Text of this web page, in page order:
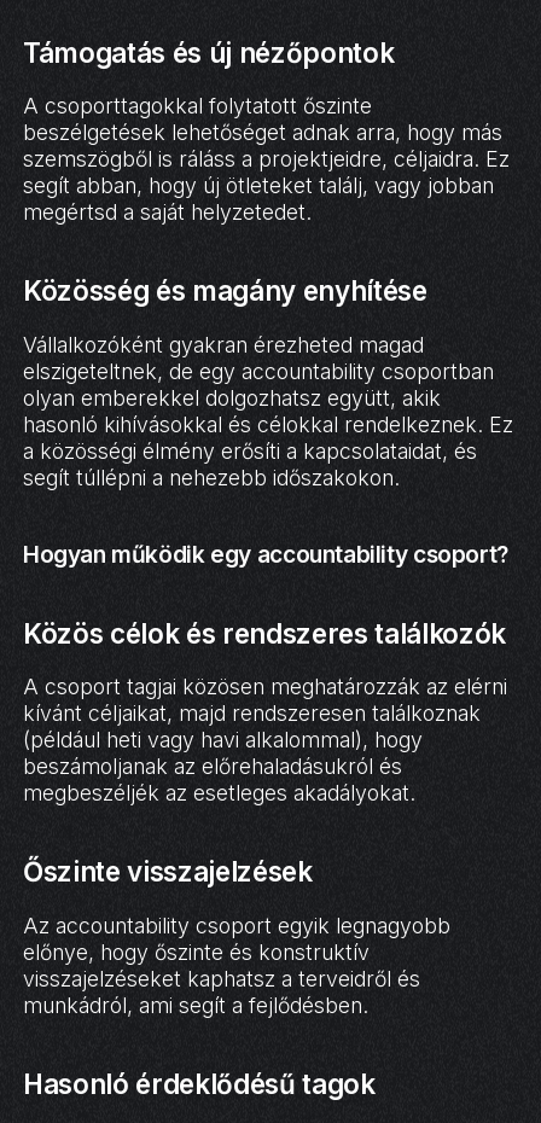
Támogatás és új nézőpontok
A csoporttagokkal folytatott őszinte
beszélgetések lehetőséget adnak arra, hogy más
szemszögből is ráláss a projektjeidre, céljaidra. Ez
segít abban, hogy új ötleteket találj, vagy jobban
megértsd a saját helyzetedet.
Közösség és magány enyhítése
Vállalkozóként gyakran érezheted magad
elszigeteltnek, de egy accountability csoportban
olyan emberekkel dolgozhatsz együtt, akik
hasonló kihívásokkal és célokkal rendelkeznek. Ez
a közösségi élmény erősíti a kapcsolataidat, és
segít túllépni a nehezebb időszakokon.
Hogyan működik egy accountability csoport?
Közös célok és rendszeres találkozók
A csoport tagjai közösen meghatározzák az elérni
kívánt céljaikat, majd rendszeresen találkoznak
(például heti vagy havi alkalommal), hogy
beszámoljanak az előrehaladásukról és
megbeszéljék az esetleges akadályokat.
Őszinte visszajelzések
Az accountability csoport egyik legnagyobb
előnye, hogy őszinte és konstruktív
visszajelzéseket kaphatsz a terveidről és
munkádról, ami segít a fejlődésben.
Hasonló érdeklődésű tagok